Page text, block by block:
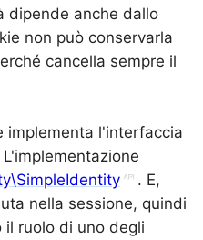
dipende anche dallo
non può conservarla
cancella sempre il
implementa l'interfaccia
L'implementazione
. E,
nella sessione, quindi
il ruolo di uno degli